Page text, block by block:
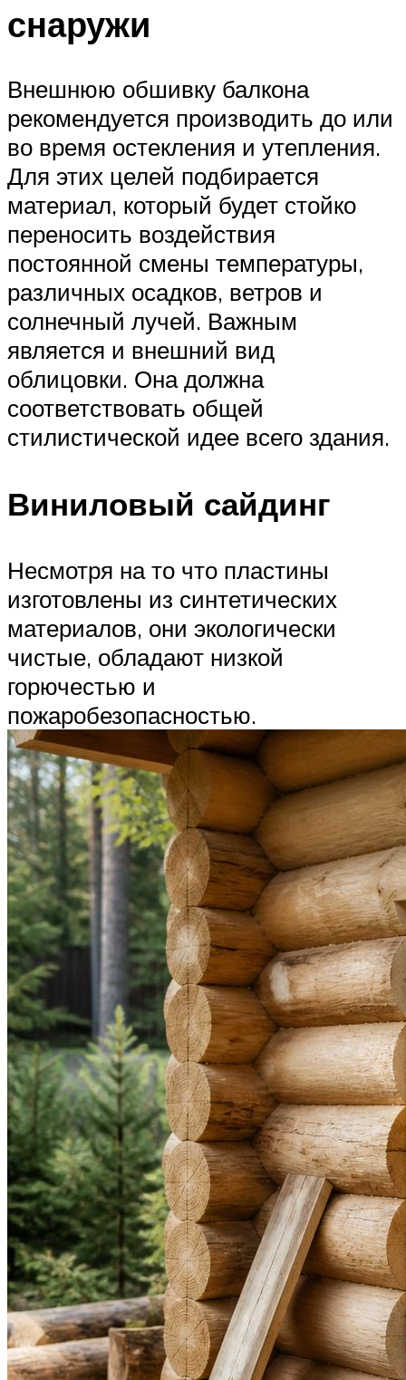
снаружи
Внешнюю обшивку балкона
рекомендуется производить до или
во время остекления и утепления.
Для этих целей подбирается
материал, который будет стойко
переносить воздействия
постоянной смены температуры,
различных осадков, ветров и
солнечный лучей. Важным
является и внешний вид
облицовки. Она должна
соответствовать общей
стилистической идее всего здания.
Виниловый сайдинг
Несмотря на то что пластины
изготовлены из синтетических
материалов, они экологически
чистые, обладают низкой
горючестью и
пожаробезопасностью.